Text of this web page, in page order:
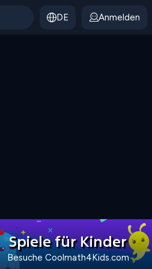
DE Anmelden
Spiele für Kinder
Besuche Coolmath4Kids.com